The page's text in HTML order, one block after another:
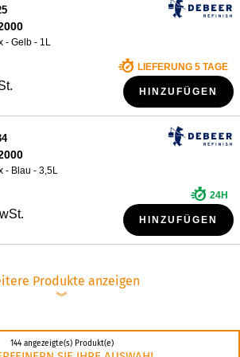
- Gelb - 1L
LIEFERUNG 5 TAGE
HINZUFÜGEN
- Blau - 3,5L
24H
HINZUFÜGEN
Produkte anzeigen
︾
144 angezeigte(s) Produkt(e)